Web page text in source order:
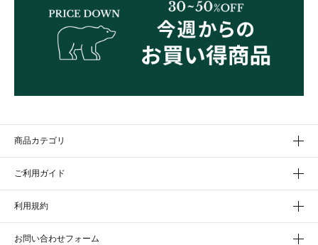
商品カテゴリ
ご利用ガイド
利用規約
お問い合わせフォーム